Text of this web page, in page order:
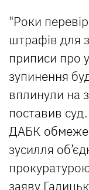
"Роки
штрафів для
приписи про
зупинення
вплинули на
поставив
ДАБК
зусилля
заяву